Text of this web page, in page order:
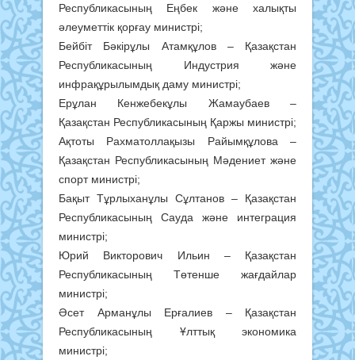
Республикасының Еңбек және халықты
әлеуметтік қорғау министрі;
Бейбіт Бәкірұлы Атамқұлов – Қазақстан
Республикасының Индустрия және
инфрақұрылымдық даму министрі;
Ерұлан Кенжебекұлы Жамаубаев –
Қазақстан Республикасының Қаржы министрі;
Ақтоты Рахматоллақызы Райымқұлова –
Қазақстан Республикасының Мәдениет және
спорт министрі;
Бақыт Тұрлыханұлы Сұлтанов – Қазақстан
Республикасының Сауда және интеграция
министрі;
Юрий Викторович Ильин – Қазақстан
Республикасының Төтенше жағдайлар
министрі;
Әсет Арманұлы Ерғалиев – Қазақстан
Республикасының Ұлттық экономика
министрі;